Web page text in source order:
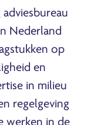
Nederland
op
en
in milieu
regelgeving